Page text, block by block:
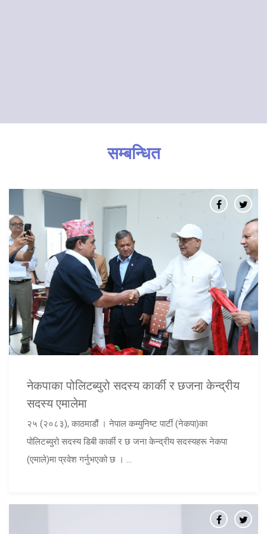
सम्बन्धित
नेकपाका पोलिटब्युरो सदस्य कार्की र छजना केन्द्रीय
सदस्य एमालेमा
२५ (२०८३), काठमाडौं । नेपाल कम्युनिष्ट पार्टी (नेकपा)का
पोलिटब्युरो सदस्य डिबी कार्की र छ जना केन्द्रीय सदस्यहरू नेकपा
(एमाले)मा प्रवेश गर्नुभएको छ । ...